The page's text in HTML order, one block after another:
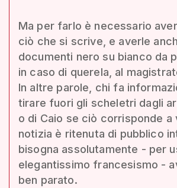
Ma per farlo è necessario
ciò che si scrive, e averle
documenti nero su bianco da
in caso di querela, al
In altre parole, chi fa
tirare fuori gli scheletri dagli
o di Caio se ciò corrisponde a
notizia è ritenuta di pubblico
bisogna assolutamente - per
elegantissimo francesismo -
ben parato.